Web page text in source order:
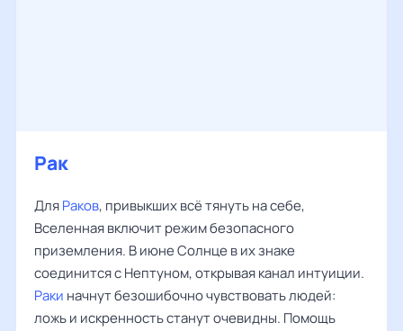
Рак
ДляРаков, привыкших всё тянуть на себе,
Вселенная включит режим безопасного
приземления. В июне Солнце в их знаке
соединится с Нептуном, открывая канал интуиции.
Раки начнут безошибочно чувствовать людей:
ложь и искренность станут очевидны. Помощь